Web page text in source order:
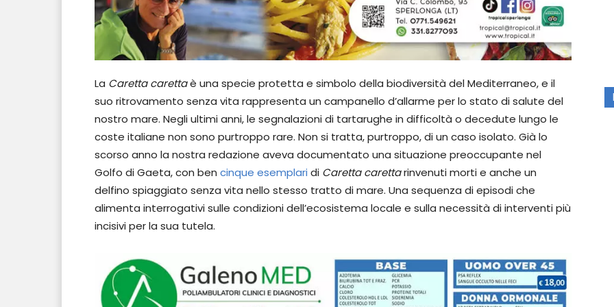
La Caretta carettaè una specie protetta e simbolo della biodiversità del Mediterraneo, e il
suo ritrovamento senza vita rappresenta un campanello d’allarme per lo stato di salute del
nostro mare. Negli ultimi anni, le segnalazioni di tartarughe in difficoltà o decedute lungo le
coste italiane non sono purtroppo rare. Non si tratta, purtroppo, di un caso isolato. Già lo
scorso anno la nostra redazione aveva documentato una situazione preoccupante nel
Golfo di Gaeta, con ben cinque esemplari di Caretta carettarinvenuti morti e anche un
delfino spiaggiato senza vita nello stesso tratto di mare. Una sequenza di episodi che
alimenta interrogativi sulle condizioni dell’ecosistema locale e sulla necessità di interventi più
incisivi per la sua tutela.